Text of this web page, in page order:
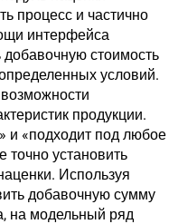
процесс и частично
интерфейса
стоимость
условий.
продукции.
и «подходит под любое
точно установить
Используя
добавочную сумму
на модельный ряд